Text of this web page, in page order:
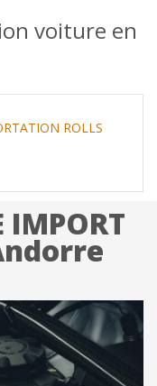
voiture en
ROLLS
IMPORT